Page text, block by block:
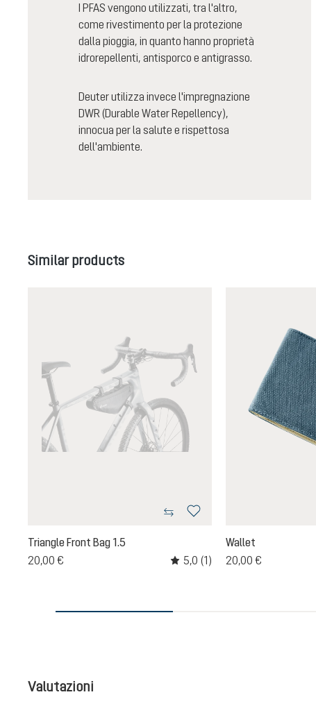
I PFAS vengono utilizzati, tra l'altro,
come rivestimento per la protezione
dalla pioggia, in quanto hanno proprietà
idrorepellenti, antisporco e antigrasso.
Deuter utilizza invece l'impregnazione
DWR (Durable Water Repellency),
innocua per la salute e rispettosa
dell'ambiente.
Salta la galleria dei prodotti
Similar products
Triangle Front Bag 1.5
20,00 €
Valutazione media di 5 su 5 stelle
5,0 (1)
Wallet
20,00 €
Valutazioni